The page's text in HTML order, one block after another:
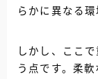
らかに異なる環
しかし、ここ
う点です。柔